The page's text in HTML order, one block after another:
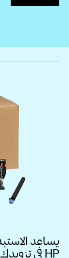
يساعد
HP في تزويدك بجودة طباعة متميزة باستمرار.